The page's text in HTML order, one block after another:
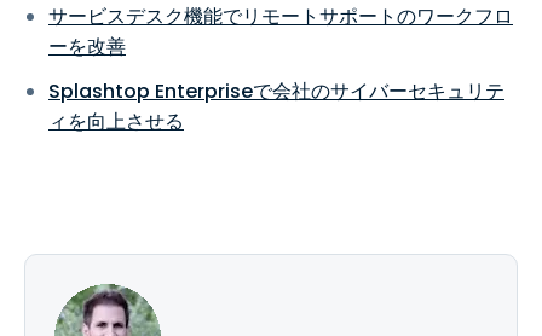
サービスデスク機能でリモートサポートのワークフロ
ーを改善
Splashtop Enterpriseで会社のサイバーセキュリテ
ィを向上させる